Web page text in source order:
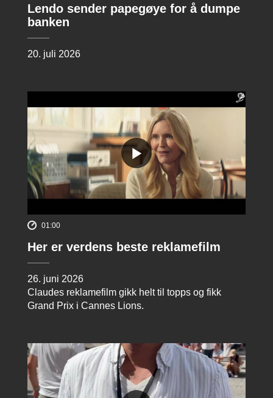
Lendo sender papegøye for å dumpe
banken
20. juli 2026
01:00
Her er verdens beste reklamefilm
26. juni 2026
Claudes reklamefilm gikk helt til topps og fikk
Grand Prix i Cannes Lions.